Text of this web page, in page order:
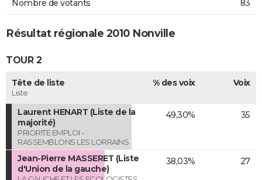
Nombre de votants 83
Résultat régionale 2010 Nonville
TOUR 2
Tête de liste
Liste
% des voix Voix
Laurent HENART (Liste de la
majorité)
PRIORITE EMPLOI -
RASSEMBLONS LES LORRAINS
49,30% 35
Jean-Pierre MASSERET (Liste
d'Union de la gauche)
38,03% 27